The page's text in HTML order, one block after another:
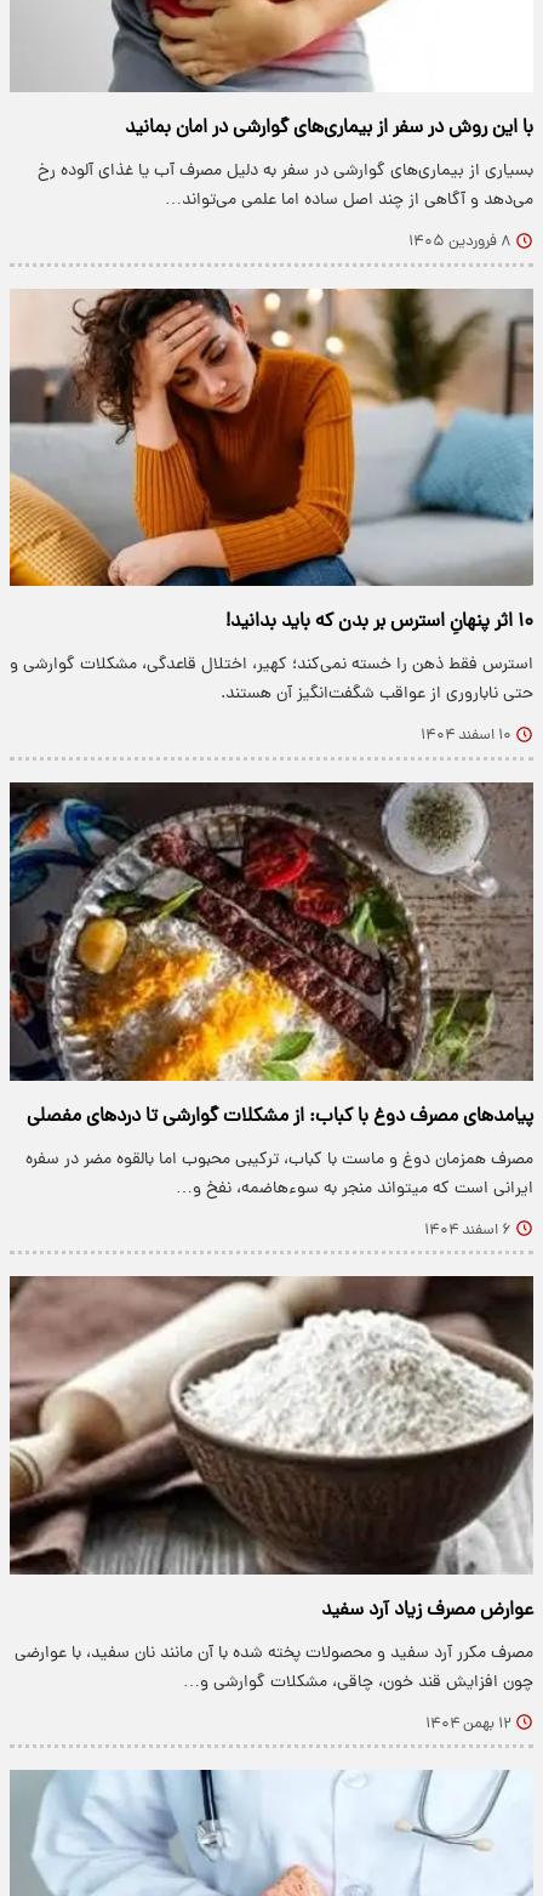
با این روش در سفر از بیماری‌های گوارشی در امان بمانید
بسیاری از بیماری‌های گوارشی در سفر به دلیل مصرف آب یا غذای آلوده رخ
می‌دهد و آگاهی از چند اصل ساده اما علمی می‌تواند…
۸ فروردین ۱۴۰۵
۱۰ اثر پنهانِ استرس بر بدن که باید بدانید!
استرس فقط ذهن را خسته نمی‌کند؛ کهیر، اختلال قاعدگی، مشکلات گوارشی و
حتی ناباروری از عواقب شگفت‌انگیز آن هستند.
۱۰ اسفند ۱۴۰۴
پیامدهای مصرف دوغ با کباب: از مشکلات گوارشی تا دردهای مفصلی
مصرف همزمان دوغ و ماست با کباب، ترکیبی محبوب اما بالقوه مضر در سفره
ایرانی است که میتواند منجر به سوءهاضمه، نفخ و…
۶ اسفند ۱۴۰۴
عوارض مصرف زیاد آرد سفید
مصرف مکرر آرد سفید و محصولات پخته شده با آن مانند نان سفید، با عوارضی
چون افزایش قند خون، چاقی، مشکلات گوارشی و…
۱۲ بهمن ۱۴۰۴